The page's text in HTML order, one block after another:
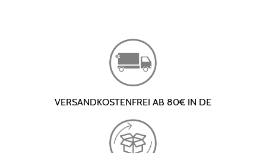
VERSANDKOSTENFREI AB 80€ IN DE